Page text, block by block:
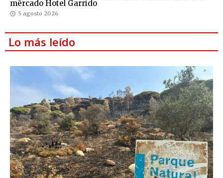
mercado Hotel Garrido
5 agosto 2026
Lo más leído